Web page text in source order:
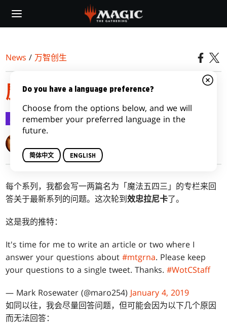
main
News / 万智创生
魔法五四三：效忠拉尼卡
万智创生 2019-01-29
每个系列，我都会写一两篇名为「魔法五四三」的专栏来回
答关于最新系列的问题。这次轮到效忠拉尼卡了。
这是我的推特：
It's time for me to write an article or two where I
answer your questions about#mtgrna. Please keep
your questions to a single tweet. Thanks.#WotCStaff
— Mark Rosewater (@maro254) January 4, 2019
如同以往，我会尽量回答问题，但可能会因为以下几个原因
而无法回答：
Do you have a language preference?
Choose from the options below, and we will
remember your preferred language in the
future.
简体中文 ENGLISH